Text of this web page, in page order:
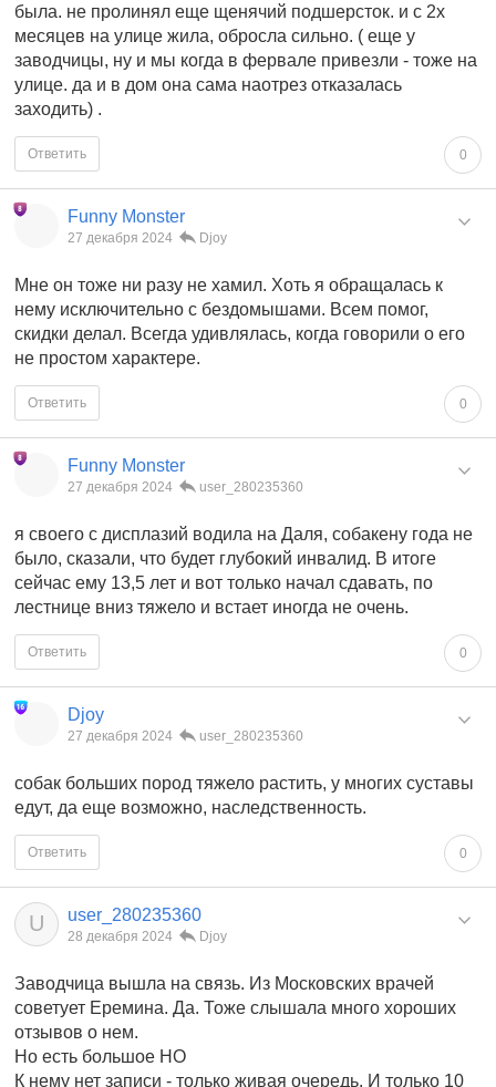
была. не пролинял еще щенячий подшерсток. и с 2х
месяцев на улице жила, обросла сильно. ( еще у
заводчицы, ну и мы когда в фервале привезли - тоже на
улице. да и в дом она сама наотрез отказалась
заходить) .
0
Ответить
Funny Monster
27 декабря 2024 Djoy
Мне он тоже ни разу не хамил. Хоть я обращалась к
нему исключительно с бездомышами. Всем помог,
скидки делал. Всегда удивлялась, когда говорили о его
не простом характере.
0
Ответить
Funny Monster
27 декабря 2024 user_280235360
я своего с дисплазий водила на Даля, собакену года не
было, сказали, что будет глубокий инвалид. В итоге
сейчас ему 13,5 лет и вот только начал сдавать, по
лестнице вниз тяжело и встает иногда не очень.
0
Ответить
Djoy
27 декабря 2024 user_280235360
собак больших пород тяжело растить, у многих суставы
едут, да еще возможно, наследственность.
0
Ответить
U user_280235360
28 декабря 2024 Djoy
Заводчица вышла на связь. Из Московских врачей
советует Еремина. Да. Тоже слышала много хороших
отзывов о нем.
Но есть большое НО
К нему нет записи - только живая очередь. И только 10